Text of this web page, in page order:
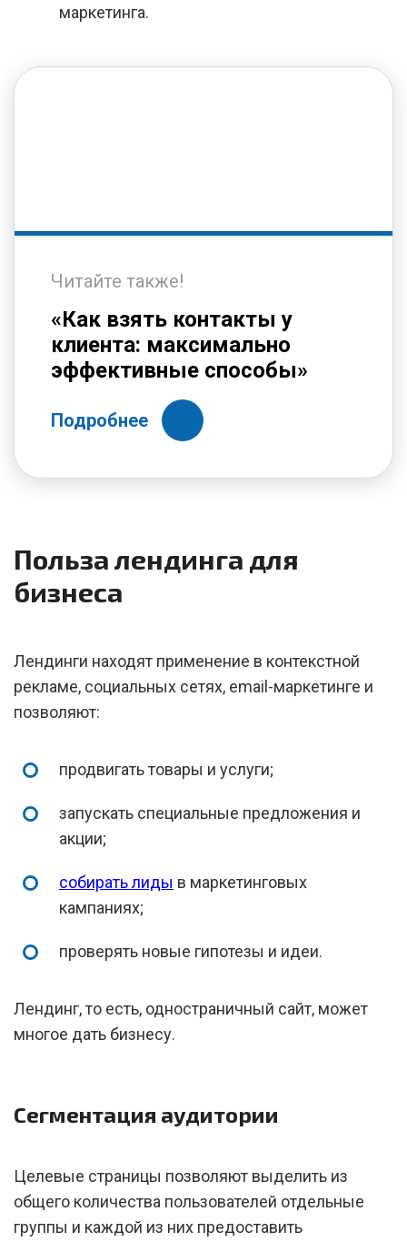
маркетинга.
Читайте также!
«Как взять контакты у
клиента: максимально
эффективные способы»
Подробнее
Польза лендинга для
бизнеса
Лендинги находят применение в контекстной
рекламе, социальных сетях, email-маркетинге и
позволяют:
продвигать товары и услуги;
запускать специальные предложения и
акции;
собирать лиды в маркетинговых
кампаниях;
проверять новые гипотезы и идеи.
Лендинг, то есть, одностраничный сайт, может
многое дать бизнесу.
Сегментация аудитории
Целевые страницы позволяют выделить из
общего количества пользователей отдельные
группы и каждой из них предоставить